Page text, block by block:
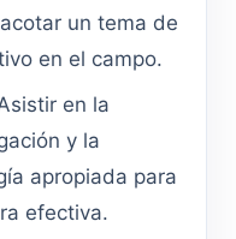
un tema de
en el campo.
en la
y la
apropiada para
efectiva.